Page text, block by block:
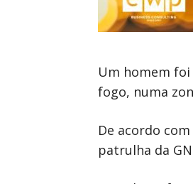
Um homem
fogo, numa
De acordo
patrulha da